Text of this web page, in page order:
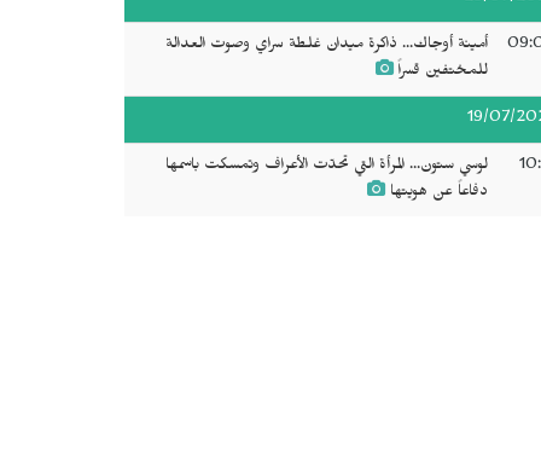
أمينة أوجاك... ذاكرة ميدان غلطة سراي وصوت العدالة
للمختفين قسراً
19/07/
لوسي ستون... المرأة التي تحدّت الأعراف وتمسكت باسمها
دفاعاً عن هويتها